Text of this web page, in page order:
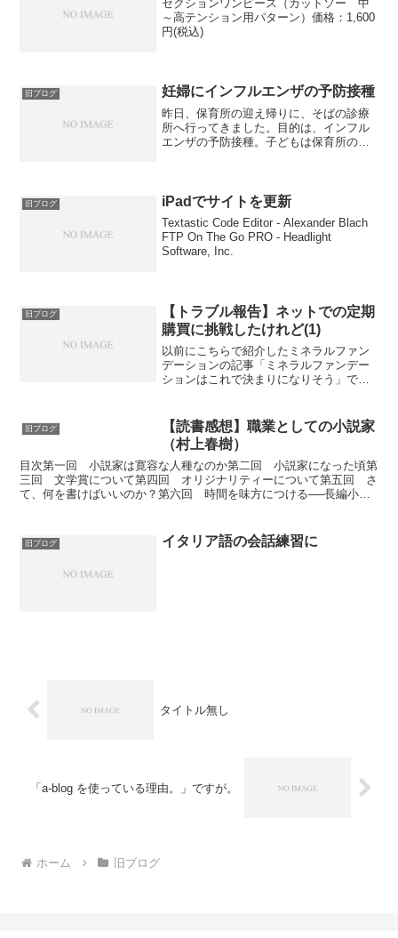
セクションワンピース（カットソー 中
～高テンション用パターン）価格：1,600
円(税込)
旧ブログ 妊婦にインフルエンザの予防接種
昨日、保育所の迎え帰りに、そばの診療
所へ行ってきました。目的は、インフル
エンザの予防接種。子どもは保育所の先
りされてしまいました。なん...
旧ブログ iPadでサイトを更新
Textastic Code Editor - Alexander Blach
FTP On The Go PRO - Headlight
Software, Inc.
旧ブログ
【トラブル報告】ネットでの定期
購買に挑戦したけれど(1)
以前にこちらで紹介したミネラルファン
デーションの記事「ミネラルファンデー
ションはこれで決まりになりそう」で、
のですが、やっちまったよ、、、、。と
ても気に入ったので...
旧ブログ
【読書感想】職業としての小説家
（村上春樹）
目次第一回 小説家は寛容な人種なのか第二回 小説家になった頃第
三回 文学賞について第四回 オリジナリティーについて第五回 さ
て、何を書けばいいのか？第六回 時間を味方につける──長編小説
旧ブログ イタリア語の会話練習に
タイトル無し
「a-blog を使っている理由。」ですが。
ホーム 旧ブログ